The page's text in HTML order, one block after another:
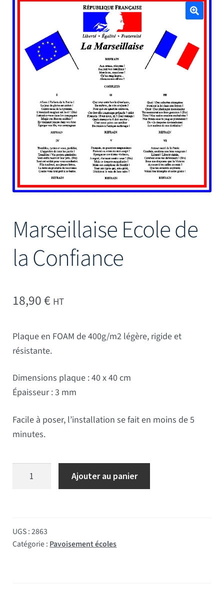
Marseillaise Ecole de
la Confiance
18,90€ HT
Plaque en FOAM de 400g/m2 légère, rigide et
résistante.
Dimensions plaque : 40 x 40 cm
Épaisseur : 3 mm
Facile à poser, l’installation se fait en moins de 5
minutes.
quantité de Marseillaise Ecole de la Confiance
Ajouter au panier
UGS :2863
Catégorie : Pavoisement écoles